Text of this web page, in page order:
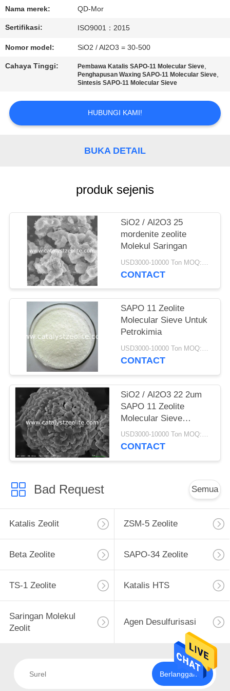
KUALITAS
KAMI
KASUS
Nama merek: QD-Mor
Sertifikasi: ISO9001：2015
Nomor model: SiO2 / Al2O3 = 30-500
Cahaya Tinggi: Pembawa Katalis SAPO-11 Molecular Sieve,
Penghapusan Waxing SAPO-11 Molecular Sieve,
Sintesis SAPO-11 Molecular Sieve
HUBUNGI KAMI!
BUKA DETAIL
produk sejenis
SiO2 / Al2O3 25
mordenite zeolite
Molekul Saringan
USD3000-10000 Ton MOQ:1 KG
CONTACT
SAPO 11 Zeolite
Molecular Sieve Untuk
Petrokimia
USD3000-10000 Ton MOQ:1 KG
CONTACT
SiO2 / Al2O3 22 2um
SAPO 11 Zeolite
Molecular Sieve
Powder
USD3000-10000 Ton MOQ:1 KG
CONTACT
Bad Request Semua
Katalis Zeolit ZSM-5 Zeolite
Beta Zeolite SAPO-34 Zeolite
TS-1 Zeolite Katalis HTS
Saringan Molekul
Zeolit
Agen Desulfurisasi
Berlangganan